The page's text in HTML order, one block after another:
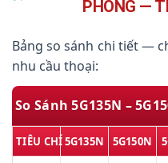
PHÒNG —
Bảng so sánh chi tiết —
nhu cầu thoại:
TIÊU CHÍ5G135N 5G150N